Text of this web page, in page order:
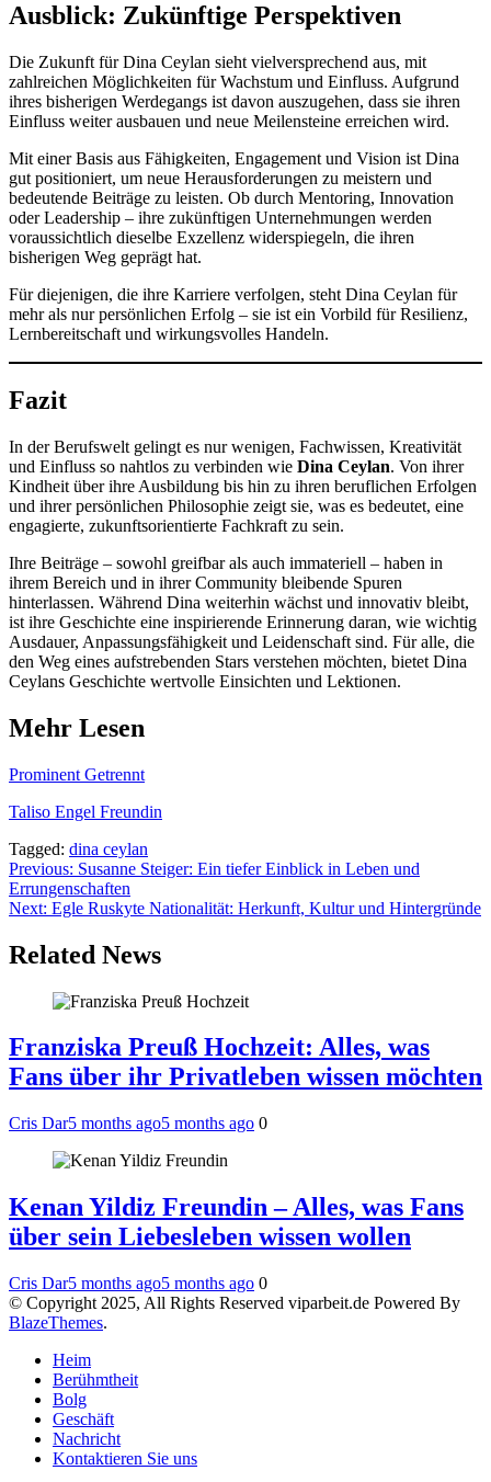
Ausblick: Zukünftige Perspektiven
Die Zukunft für Dina Ceylan sieht vielversprechend aus, mit
zahlreichen Möglichkeiten für Wachstum und Einfluss. Aufgrund
ihres bisherigen Werdegangs ist davon auszugehen, dass sie ihren
Einfluss weiter ausbauen und neue Meilensteine erreichen wird.
Mit einer Basis aus Fähigkeiten, Engagement und Vision ist Dina
gut positioniert, um neue Herausforderungen zu meistern und
bedeutende Beiträge zu leisten. Ob durch Mentoring, Innovation
oder Leadership – ihre zukünftigen Unternehmungen werden
voraussichtlich dieselbe Exzellenz widerspiegeln, die ihren
bisherigen Weg geprägt hat.
Für diejenigen, die ihre Karriere verfolgen, steht Dina Ceylan für
mehr als nur persönlichen Erfolg – sie ist ein Vorbild für Resilienz,
Lernbereitschaft und wirkungsvolles Handeln.
Fazit
In der Berufswelt gelingt es nur wenigen, Fachwissen, Kreativität
und Einfluss so nahtlos zu verbinden wie Dina Ceylan. Von ihrer
Kindheit über ihre Ausbildung bis hin zu ihren beruflichen Erfolgen
und ihrer persönlichen Philosophie zeigt sie, was es bedeutet, eine
engagierte, zukunftsorientierte Fachkraft zu sein.
Ihre Beiträge – sowohl greifbar als auch immateriell – haben in
ihrem Bereich und in ihrer Community bleibende Spuren
hinterlassen. Während Dina weiterhin wächst und innovativ bleibt,
ist ihre Geschichte eine inspirierende Erinnerung daran, wie wichtig
Ausdauer, Anpassungsfähigkeit und Leidenschaft sind. Für alle, die
den Weg eines aufstrebenden Stars verstehen möchten, bietet Dina
Ceylans Geschichte wertvolle Einsichten und Lektionen.
Mehr Lesen
Prominent Getrennt
Taliso Engel Freundin
Tagged: dina ceylan
Post
navigation
Previous: Susanne Steiger: Ein tiefer Einblick in Leben und
Errungenschaften
Next: Egle Ruskyte Nationalität: Herkunft, Kultur und Hintergründe
Related News
Franziska Preuß Hochzeit: Alles, was
Fans über ihr Privatleben wissen möchten
Cris Dar5 months ago5 months ago 0
Kenan Yildiz Freundin – Alles, was Fans
über sein Liebesleben wissen wollen
Cris Dar5 months ago5 months ago 0
© Copyright 2025, All Rights Reserved viparbeit.de Powered By
BlazeThemes.
Heim
Berühmtheit
Bolg
Geschäft
Nachricht
Kontaktieren Sie uns